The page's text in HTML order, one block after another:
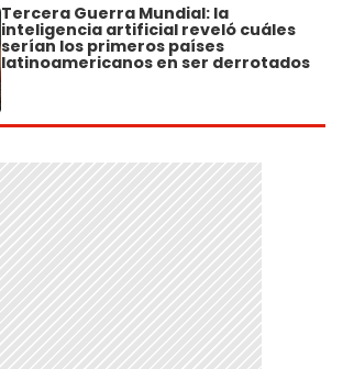
Tercera Guerra Mundial: la
inteligencia artificial reveló cuáles
serían los primeros países
latinoamericanos en ser derrotados